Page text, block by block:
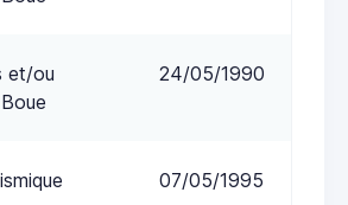
et/ou
24/05/1990
07/05/1995